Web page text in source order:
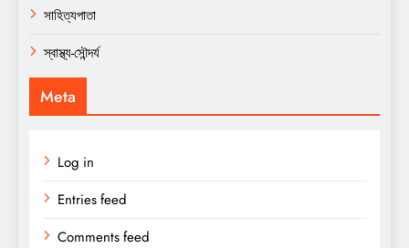
সাহিত্যপাতা
স্বাস্থ্য-সৌন্দর্য
Meta
Log in
Entries feed
Comments feed